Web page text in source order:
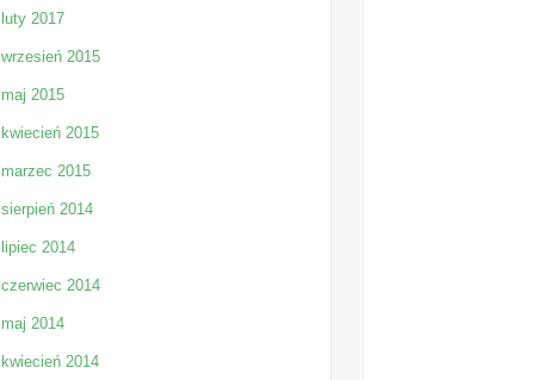
luty 2017
wrzesień 2015
maj 2015
kwiecień 2015
marzec 2015
sierpień 2014
lipiec 2014
czerwiec 2014
maj 2014
kwiecień 2014